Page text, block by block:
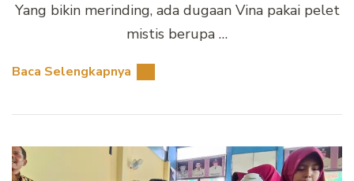
Yang bikin merinding, ada dugaan Vina pakai pelet
mistis berupa …
Baca Selengkapnya